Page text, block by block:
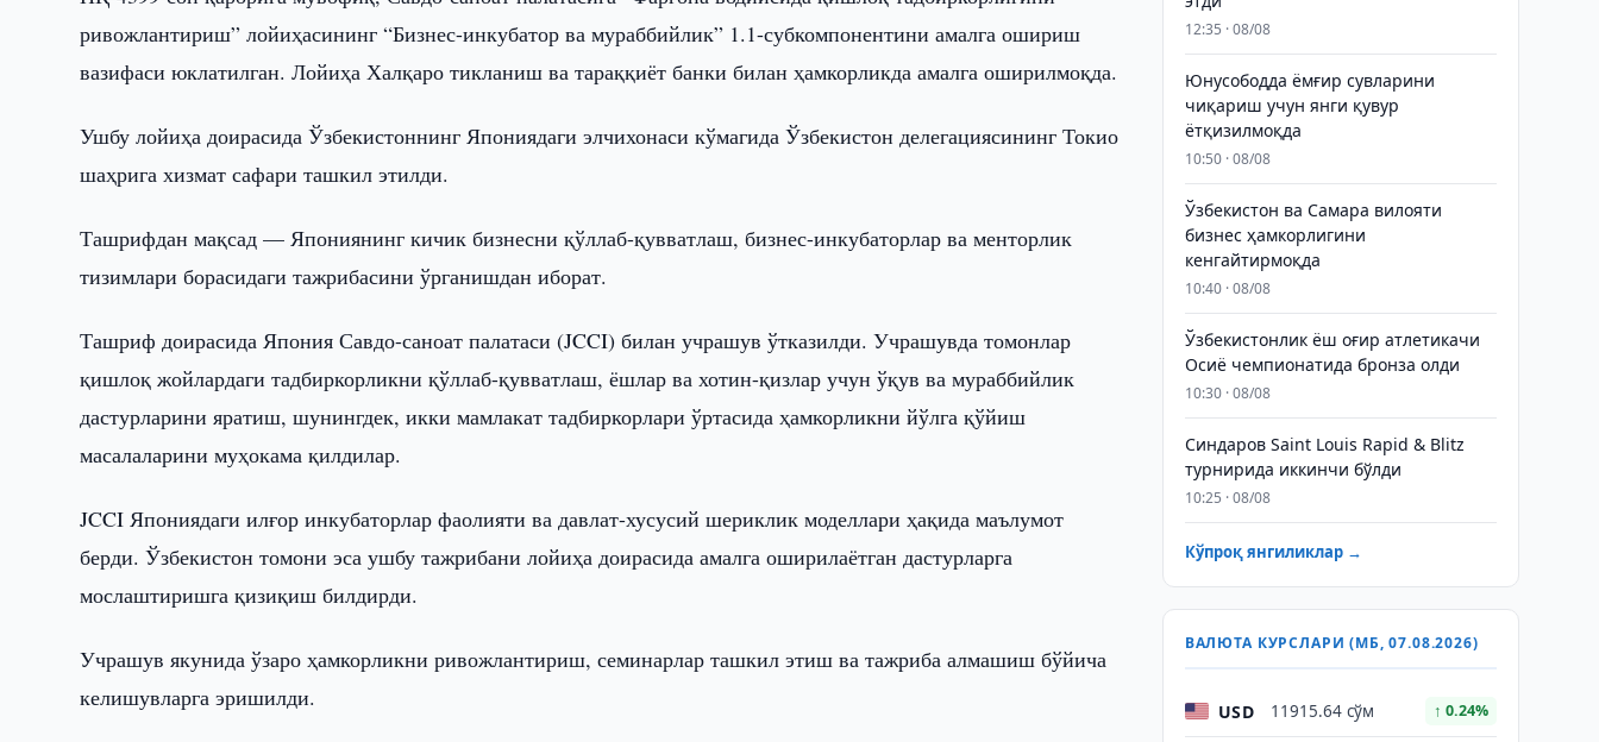
ривожлантириш” лойиҳасининг “Бизнес-инкубатор ва мураббийлик” 1.1-субкомпонентини амалга ошириш
вазифаси юклатилган. Лойиҳа Халқаро тикланиш ва тараққиёт банки билан ҳамкорликда амалга оширилмоқда.
Ушбу лойиҳа доирасида Ўзбекистоннинг Япониядаги элчихонаси кўмагида Ўзбекистон делегациясининг Токио
шаҳрига хизмат сафари ташкил этилди.
Ташрифдан мақсад — Япониянинг кичик бизнесни қўллаб-қувватлаш, бизнес-инкубаторлар ва менторлик
тизимлари борасидаги тажрибасини ўрганишдан иборат.
Ташриф доирасида Япония Савдо-саноат палатаси (JCCI) билан учрашув ўтказилди. Учрашувда томонлар
қишлоқ жойлардаги тадбиркорликни қўллаб-қувватлаш, ёшлар ва хотин-қизлар учун ўқув ва мураббийлик
дастурларини яратиш, шунингдек, икки мамлакат тадбиркорлари ўртасида ҳамкорликни йўлга қўйиш
масалаларини муҳокама қилдилар.
JCCI Япониядаги илғор инкубаторлар фаолияти ва давлат-хусусий шериклик моделлари ҳақида маълумот
берди. Ўзбекистон томони эса ушбу тажрибани лойиҳа доирасида амалга оширилаётган дастурларга
мослаштиришга қизиқиш билдирди.
Учрашув якунида ўзаро ҳамкорликни ривожлантириш, семинарлар ташкил этиш ва тажриба алмашиш бўйича
келишувларга эришилди.
12:35 · 08/08
Юнусободда ёмғир сувларини
чиқариш учун янги қувур
ётқизилмоқда
10:50 · 08/08
Ўзбекистон ва Самара вилояти
бизнес ҳамкорлигини
кенгайтирмоқда
10:40 · 08/08
Ўзбекистонлик ёш оғир атлетикачи
Осиё чемпионатида бронза олди
10:30 · 08/08
Синдаров Saint Louis Rapid & Blitz
турнирида иккинчи бўлди
10:25 · 08/08
Кўпроқ янгиликлар →
ВАЛЮТА КУРСЛАРИ (МБ, 07.08.2026)
USD 11915.64 сўм ↑ 0.24%